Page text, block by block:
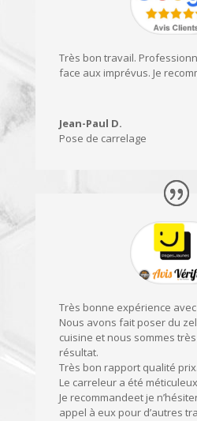
Très bon travail.
face aux imprévus. Je
Jean-Paul D.
Pose de carrelage
Très bonne expérience
Nous avons fait poser du
cuisine et nous sommes
résultat.
Très bon rapport qualité prix.
Le carreleur a été
Je recommandeet je
appel à eux pour d’autres